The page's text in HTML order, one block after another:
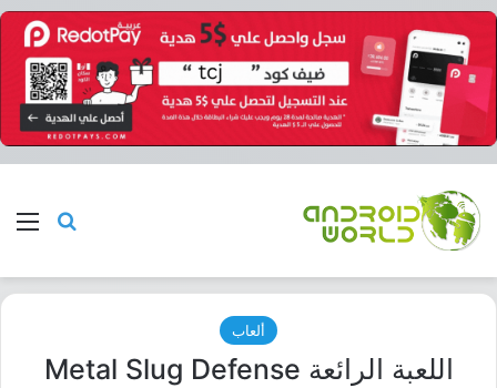
بحث
ألعاب
اللعبة الرائعة Metal Slug Defense